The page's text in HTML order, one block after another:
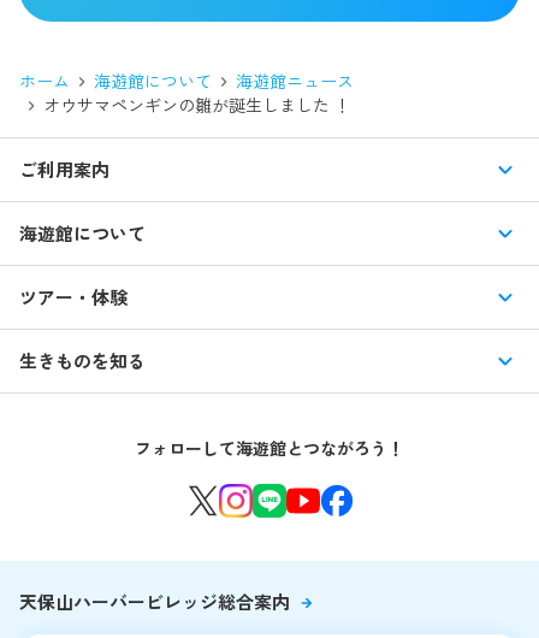
ホーム 海遊館について
海遊館ニュース
オウサマペンギンの雛が誕生しました ！
ご利用案内
入館料・その他チケット
交通アクセス・駐車場
館内情報
よくある質問・お問い合わせ
海遊館について
特別企画展
はじめての海遊館
ツアー・体験
海遊館ガイドツアー
音声ガイド / 海遊館探検隊 すたんぷノート
生きものたちのお食事タイム
生きものを知る
環境保全への取り組みフォローして海遊館とつながろう！
天保山ハーバービレッジ総合案内